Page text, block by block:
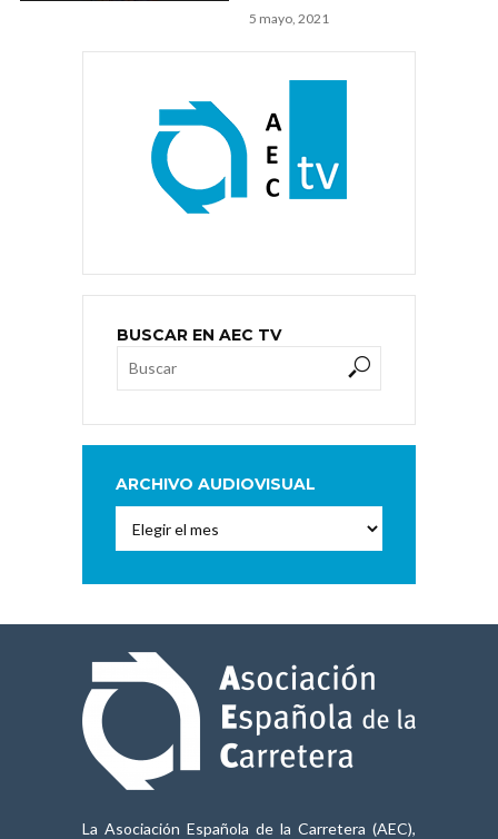
5 mayo, 2021
BUSCAR EN AEC TV
ARCHIVO AUDIOVISUAL
Audiovisual
La Asociación Española de la Carretera (AEC),